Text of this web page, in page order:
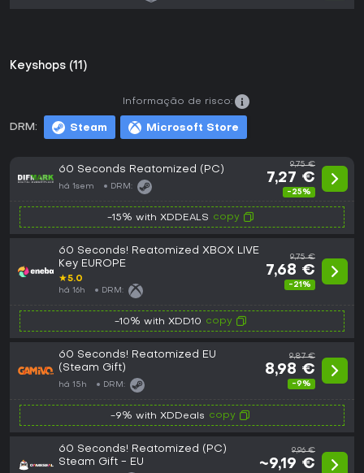
Keyshops (11)
DRM: Steam Microsoft Store
Informação de risco:
60 Seconds Reatomized (PC)
há 1sem DRM:
9,75 €
7,27 €
-25%
-15% with XDDEALS copy
60 Seconds! Reatomized XBOX LIVE
Key EUROPE
★5.0
há 16h DRM:
9,75 €
7,68 €
-21%
-10% with XDD10 copy
60 Seconds! Reatomized EU
(Steam Gift)
há 15h DRM:
9,87 €
8,98 €
-9%
-9% with XDDeals copy
60 Seconds! Reatomized (PC)
Steam Gift - EU
9,96 €
~9,19 €